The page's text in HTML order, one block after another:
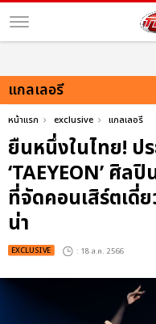
แกลเลอรี
หน้าแรก exclusive แกลเลอรี
ยืนหนึ่งในไทย! ป
‘TAEYEON’ ศิล
ที่จัดคอนเสิร์ตเดี่
น่า
EXCLUSIVE : 18 ส.ค. 2566